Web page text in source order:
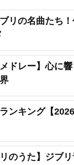
リの名曲たち
ドレー】心に
ンキング【2026
のうた】ジブ